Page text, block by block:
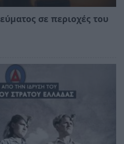
σε περιοχές του